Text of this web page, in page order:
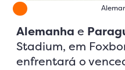
Alemanha e
Stadium, em
enfrentará o